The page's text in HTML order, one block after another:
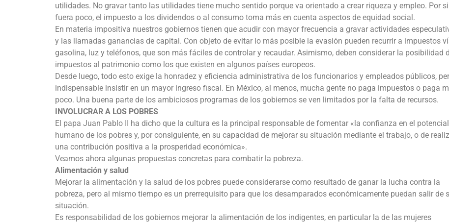
utilidades. No gravar tanto las utilidades tiene mucho sentido porque va orientado a crear riqueza y empleo. Por si
fuera poco, el impuesto a los dividendos o al consumo toma más en cuenta aspectos de equidad social.
En materia impositiva nuestros gobiernos tienen que acudir con mayor frecuencia a gravar actividades
y las llamadas ganancias de capital. Con objeto de evitar lo más posible la evasión pueden recurrir a impuestos
gasolina, luz y teléfonos, que son más fáciles de controlar y recaudar. Asimismo, deben considerar la posibilidad
impuestos al patrimonio como los que existen en algunos países europeos.
Desde luego, todo esto exige la honradez y eficiencia administrativa de los funcionarios y empleados públicos,
indispensable insistir en un mayor ingreso fiscal. En México, al menos, mucha gente no paga impuestos o paga
poco. Una buena parte de los ambiciosos programas de los gobiernos se ven limitados por la falta de recursos.
INVOLUCRAR A LOS POBRES
El papa Juan Pablo II ha dicho que la cultura es la principal responsable de fomentar «la confianza en el potencial
humano de los pobres y, por consiguiente, en su capacidad de mejorar su situación mediante el trabajo, o de
una contribución positiva a la prosperidad económica».
Veamos ahora algunas propuestas concretas para combatir la pobreza.
Alimentación y salud
Mejorar la alimentación y la salud de los pobres puede considerarse como resultado de ganar la lucha contra la
pobreza, pero al mismo tiempo es un prerrequisito para que los desamparados económicamente puedan salir de
situación.
Es responsabilidad de los gobiernos mejorar la alimentación de los indigentes, en particular la de las mujeres